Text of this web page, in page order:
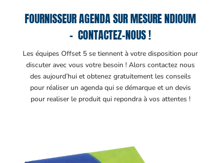
FOURNISSEUR AGENDA SUR MESURE NDIOUM
– CONTACTEZ-NOUS !
Les équipes Offset 5 se tiennent à votre disposition pour
discuter avec vous votre besoin ! Alors contactez nous
des aujourd’hui et obtenez gratuitement les conseils
pour réaliser un agenda qui se démarque et un devis
pour realiser le produit qui repondra à vos attentes !